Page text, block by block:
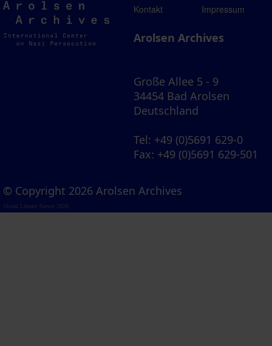
Arolsen
Archives
Kontakt Impressum
Arolsen Archives
Große Allee 5 - 9
34454 Bad Arolsen
Deutschland
Tel: +49 (0)5691 629-0
Fax: +49 (0)5691 629-501
© Copyright 2026 Arolsen Archives
Visual Library Server 2026